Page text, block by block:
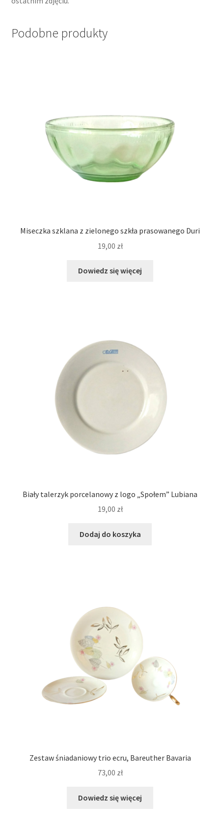
Podobne produkty
Miseczka szklana z zielonego szkła prasowanego Duri
19,00 zł
Dowiedz się więcej
Biały talerzyk porcelanowy z logo „Społem” Lubiana
19,00 zł
Dodaj do koszyka
Zestaw śniadaniowy trio ecru, Bareuther Bavaria
73,00 zł
Dowiedz się więcej